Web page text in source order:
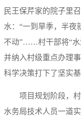
民王保芹家的院子里
水：“一到旱季，半夜
不动”……村干部将“水
并纳入村级重点办理
科学决策打下了坚实基
项目规划阶段，
水务局技术人员一道